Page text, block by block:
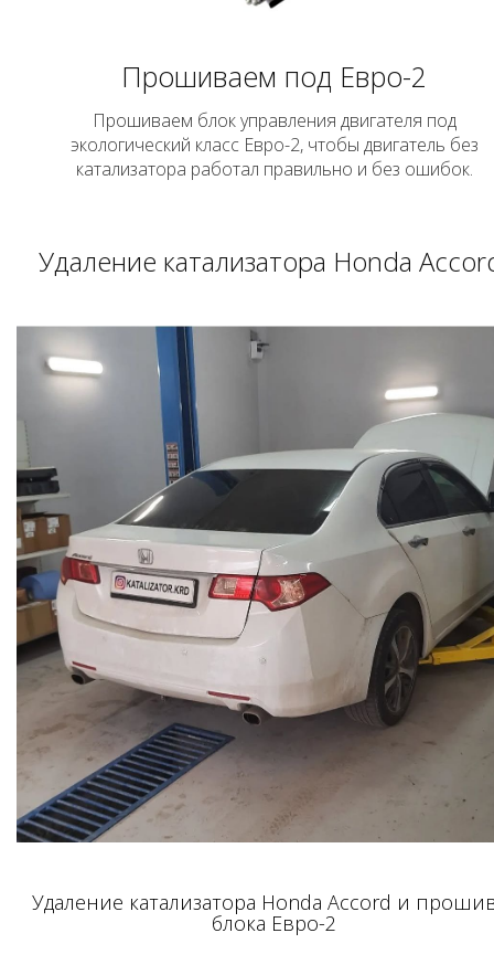
Прошиваем под Евро-2
Прошиваем блок управления двигателя под
экологический класс Евро-2, чтобы двигатель без
катализатора работал правильно и без ошибок.
Удаление катализатора Honda
Удаление катализатора Honda Accord и
блока Евро-2